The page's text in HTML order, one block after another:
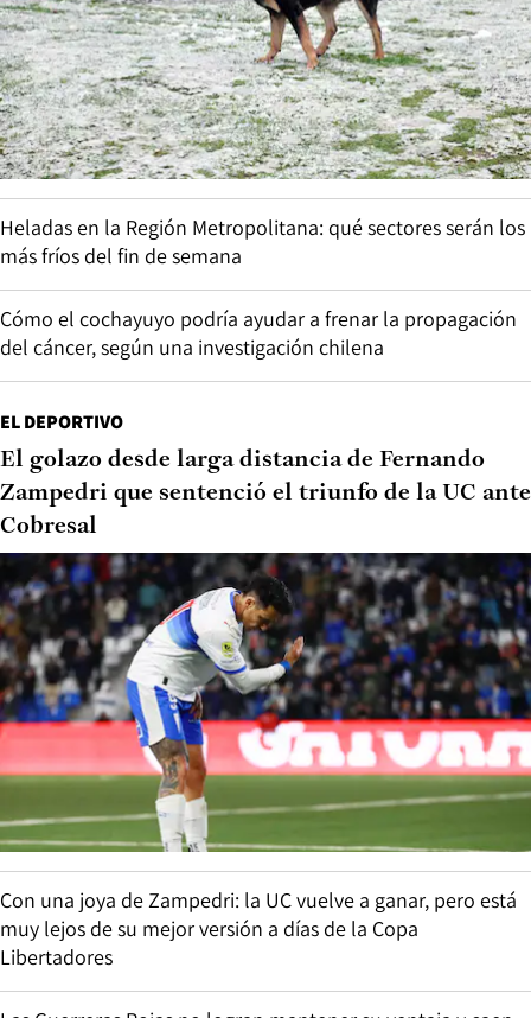
Heladas en la Región Metropolitana: qué sectores serán los
más fríos del fin de semana
Cómo el cochayuyo podría ayudar a frenar la propagación
del cáncer, según una investigación chilena
EL DEPORTIVO
El golazo desde larga distancia de Fernando
Zampedri que sentenció el triunfo de la UC ante
Cobresal
Con una joya de Zampedri: la UC vuelve a ganar, pero está
muy lejos de su mejor versión a días de la Copa
Libertadores